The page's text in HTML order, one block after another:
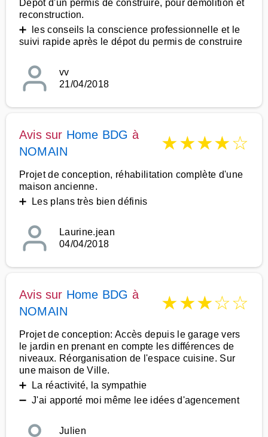
Dépôt d'un permis de construire, pour démolition et
reconstruction.
➕ les conseils la conscience professionnelle et le
suivi rapide après le dépot du permis de construire
vv
21/04/2018
Avis sur Home BDG à
NOMAIN
★★★★☆
Projet de conception, réhabilitation complète d'une
maison ancienne.
➕ Les plans très bien définis
Laurine.jean
04/04/2018
Avis sur Home BDG à
NOMAIN
★★★☆☆
Projet de conception: Accès depuis le garage vers
le jardin en prenant en compte les différences de
niveaux. Réorganisation de l'espace cuisine. Sur
une maison de Ville.
➕ La réactivité, la sympathie
➖ J'ai apporté moi même lee idées d'agencement
Julien